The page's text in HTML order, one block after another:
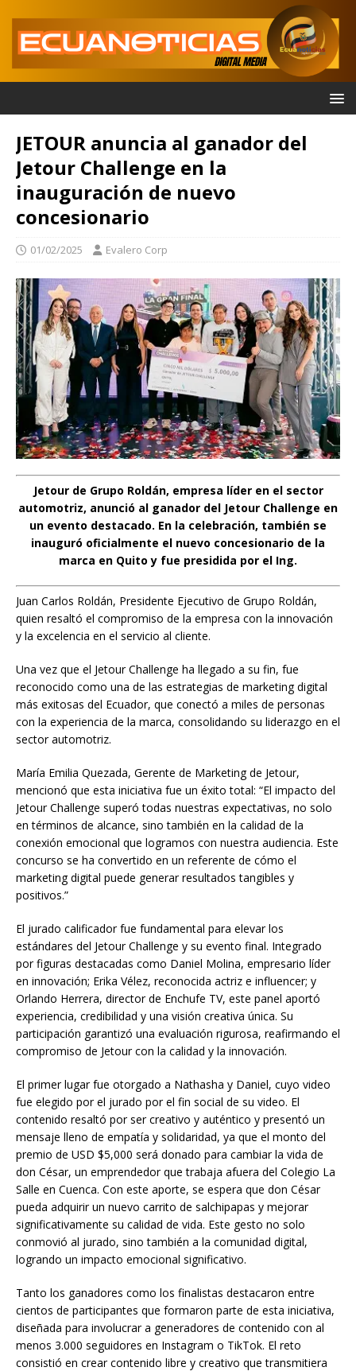
JETOUR anuncia al ganador del
Jetour Challenge en la
inauguración de nuevo
concesionario
01/02/2025 Evalero Corp
Jetour de Grupo Roldán, empresa líder en el sector
automotriz, anunció al ganador del Jetour Challenge en
un evento destacado. En la celebración, también se
inauguró oficialmente el nuevo concesionario de la
marca en Quito y fue presidida por el Ing.
Juan Carlos Roldán, Presidente Ejecutivo de Grupo Roldán,
quien resaltó el compromiso de la empresa con la innovación
y la excelencia en el servicio al cliente.
Una vez que el Jetour Challenge ha llegado a su fin, fue
reconocido como una de las estrategias de marketing digital
más exitosas del Ecuador, que conectó a miles de personas
con la experiencia de la marca, consolidando su liderazgo en el
sector automotriz.
María Emilia Quezada, Gerente de Marketing de Jetour,
mencionó que esta iniciativa fue un éxito total: “El impacto del
Jetour Challenge superó todas nuestras expectativas, no solo
en términos de alcance, sino también en la calidad de la
conexión emocional que logramos con nuestra audiencia. Este
concurso se ha convertido en un referente de cómo el
marketing digital puede generar resultados tangibles y
positivos.”
El jurado calificador fue fundamental para elevar los
estándares del Jetour Challenge y su evento final. Integrado
por figuras destacadas como Daniel Molina, empresario líder
en innovación; Erika Vélez, reconocida actriz e influencer; y
Orlando Herrera, director de Enchufe TV, este panel aportó
experiencia, credibilidad y una visión creativa única. Su
participación garantizó una evaluación rigurosa, reafirmando el
compromiso de Jetour con la calidad y la innovación.
El primer lugar fue otorgado a Nathasha y Daniel, cuyo video
fue elegido por el jurado por el fin social de su video. El
contenido resaltó por ser creativo y auténtico y presentó un
mensaje lleno de empatía y solidaridad, ya que el monto del
premio de USD $5,000 será donado para cambiar la vida de
don César, un emprendedor que trabaja afuera del Colegio La
Salle en Cuenca. Con este aporte, se espera que don César
pueda adquirir un nuevo carrito de salchipapas y mejorar
significativamente su calidad de vida. Este gesto no solo
conmovió al jurado, sino también a la comunidad digital,
logrando un impacto emocional significativo.
Tanto los ganadores como los finalistas destacaron entre
cientos de participantes que formaron parte de esta iniciativa,
diseñada para involucrar a generadores de contenido con al
menos 3.000 seguidores en Instagram o TikTok. El reto
consistió en crear contenido libre y creativo que transmitiera